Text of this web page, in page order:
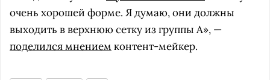
очень хорошей форме. Я думаю, они должны
выходить в верхнюю сетку из группы A», —
поделился мнением контент-мейкер.